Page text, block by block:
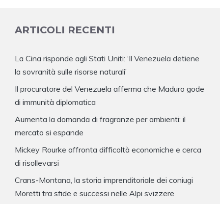
ARTICOLI RECENTI
La Cina risponde agli Stati Uniti: ‘Il Venezuela detiene
la sovranità sulle risorse naturali’
Il procuratore del Venezuela afferma che Maduro gode
di immunità diplomatica
Aumenta la domanda di fragranze per ambienti: il
mercato si espande
Mickey Rourke affronta difficoltà economiche e cerca
di risollevarsi
Crans-Montana, la storia imprenditoriale dei coniugi
Moretti tra sfide e successi nelle Alpi svizzere